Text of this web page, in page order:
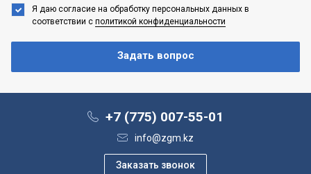
Я даю согласие на обработку персональных данных в
соответствии с политикой конфиденциальности
+7 (775) 007-55-01
info@zgm.kz